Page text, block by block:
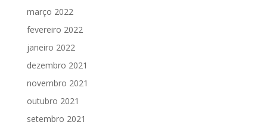
março 2022
fevereiro 2022
janeiro 2022
dezembro 2021
novembro 2021
outubro 2021
setembro 2021